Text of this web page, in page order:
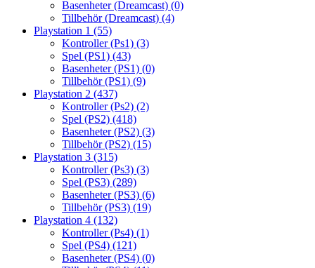
Basenheter (Dreamcast) (0)
Tillbehör (Dreamcast) (4)
Playstation 1 (55)
Kontroller (Ps1) (3)
Spel (PS1) (43)
Basenheter (PS1) (0)
Tillbehör (PS1) (9)
Playstation 2 (437)
Kontroller (Ps2) (2)
Spel (PS2) (418)
Basenheter (PS2) (3)
Tillbehör (PS2) (15)
Playstation 3 (315)
Kontroller (Ps3) (3)
Spel (PS3) (289)
Basenheter (PS3) (6)
Tillbehör (PS3) (19)
Playstation 4 (132)
Kontroller (Ps4) (1)
Spel (PS4) (121)
Basenheter (PS4) (0)